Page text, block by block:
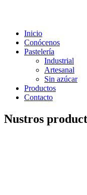
Inicio
Conócenos
Pastelería
Industrial
Artesanal
Sin azúcar
Productos
Contacto
Nustros